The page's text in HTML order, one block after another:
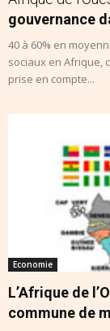
gouvernance
40 à 60% en
sociaux en Afrique,
prise en compte...
Economie
L’Afrique de
commune de